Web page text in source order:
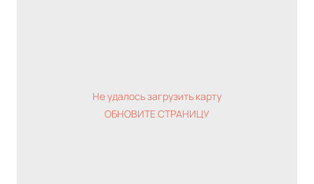
Не удалось загрузить карту
ОБНОВИТЕ СТРАНИЦУ